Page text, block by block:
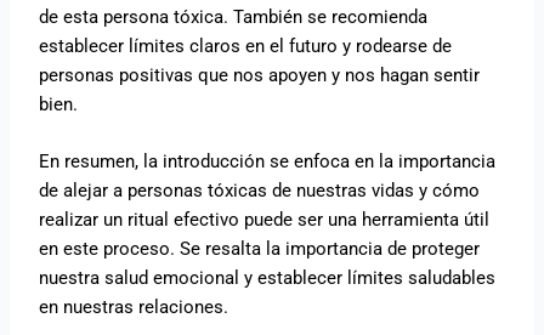
de esta persona tóxica. También se recomienda
establecer límites claros en el futuro y rodearse de
personas positivas que nos apoyen y nos hagan sentir
bien.
En resumen, la introducción se enfoca en la importancia
de alejar a personas tóxicas de nuestras vidas y cómo
realizar un ritual efectivo puede ser una herramienta útil
en este proceso. Se resalta la importancia de proteger
nuestra salud emocional y establecer límites saludables
en nuestras relaciones.